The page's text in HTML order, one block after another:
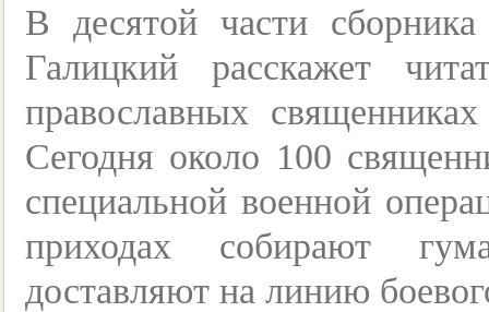
В десятой части
Галицкий расскажет
православных
Сегодня около 100
специальной военной
приходах собирают
доставляют на линию